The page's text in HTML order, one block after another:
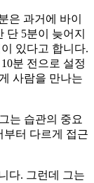
은 과거에 바이
단 5분이 늦어지
있다고 합니다.
분 전으로 설정
사람을 만나는
는 습관의 중요
부터 다르게 접근
다. 그런데 그는